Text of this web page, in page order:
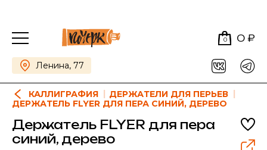
0 0 ₽
Ленина, 77
КАЛЛИГРАФИЯ
ДЕРЖАТЕЛИ ДЛЯ ПЕРЬЕВ
ДЕРЖАТЕЛЬ FLYER ДЛЯ ПЕРА СИНИЙ, ДЕРЕВО
Держатель FLYER для пера
синий, дерево